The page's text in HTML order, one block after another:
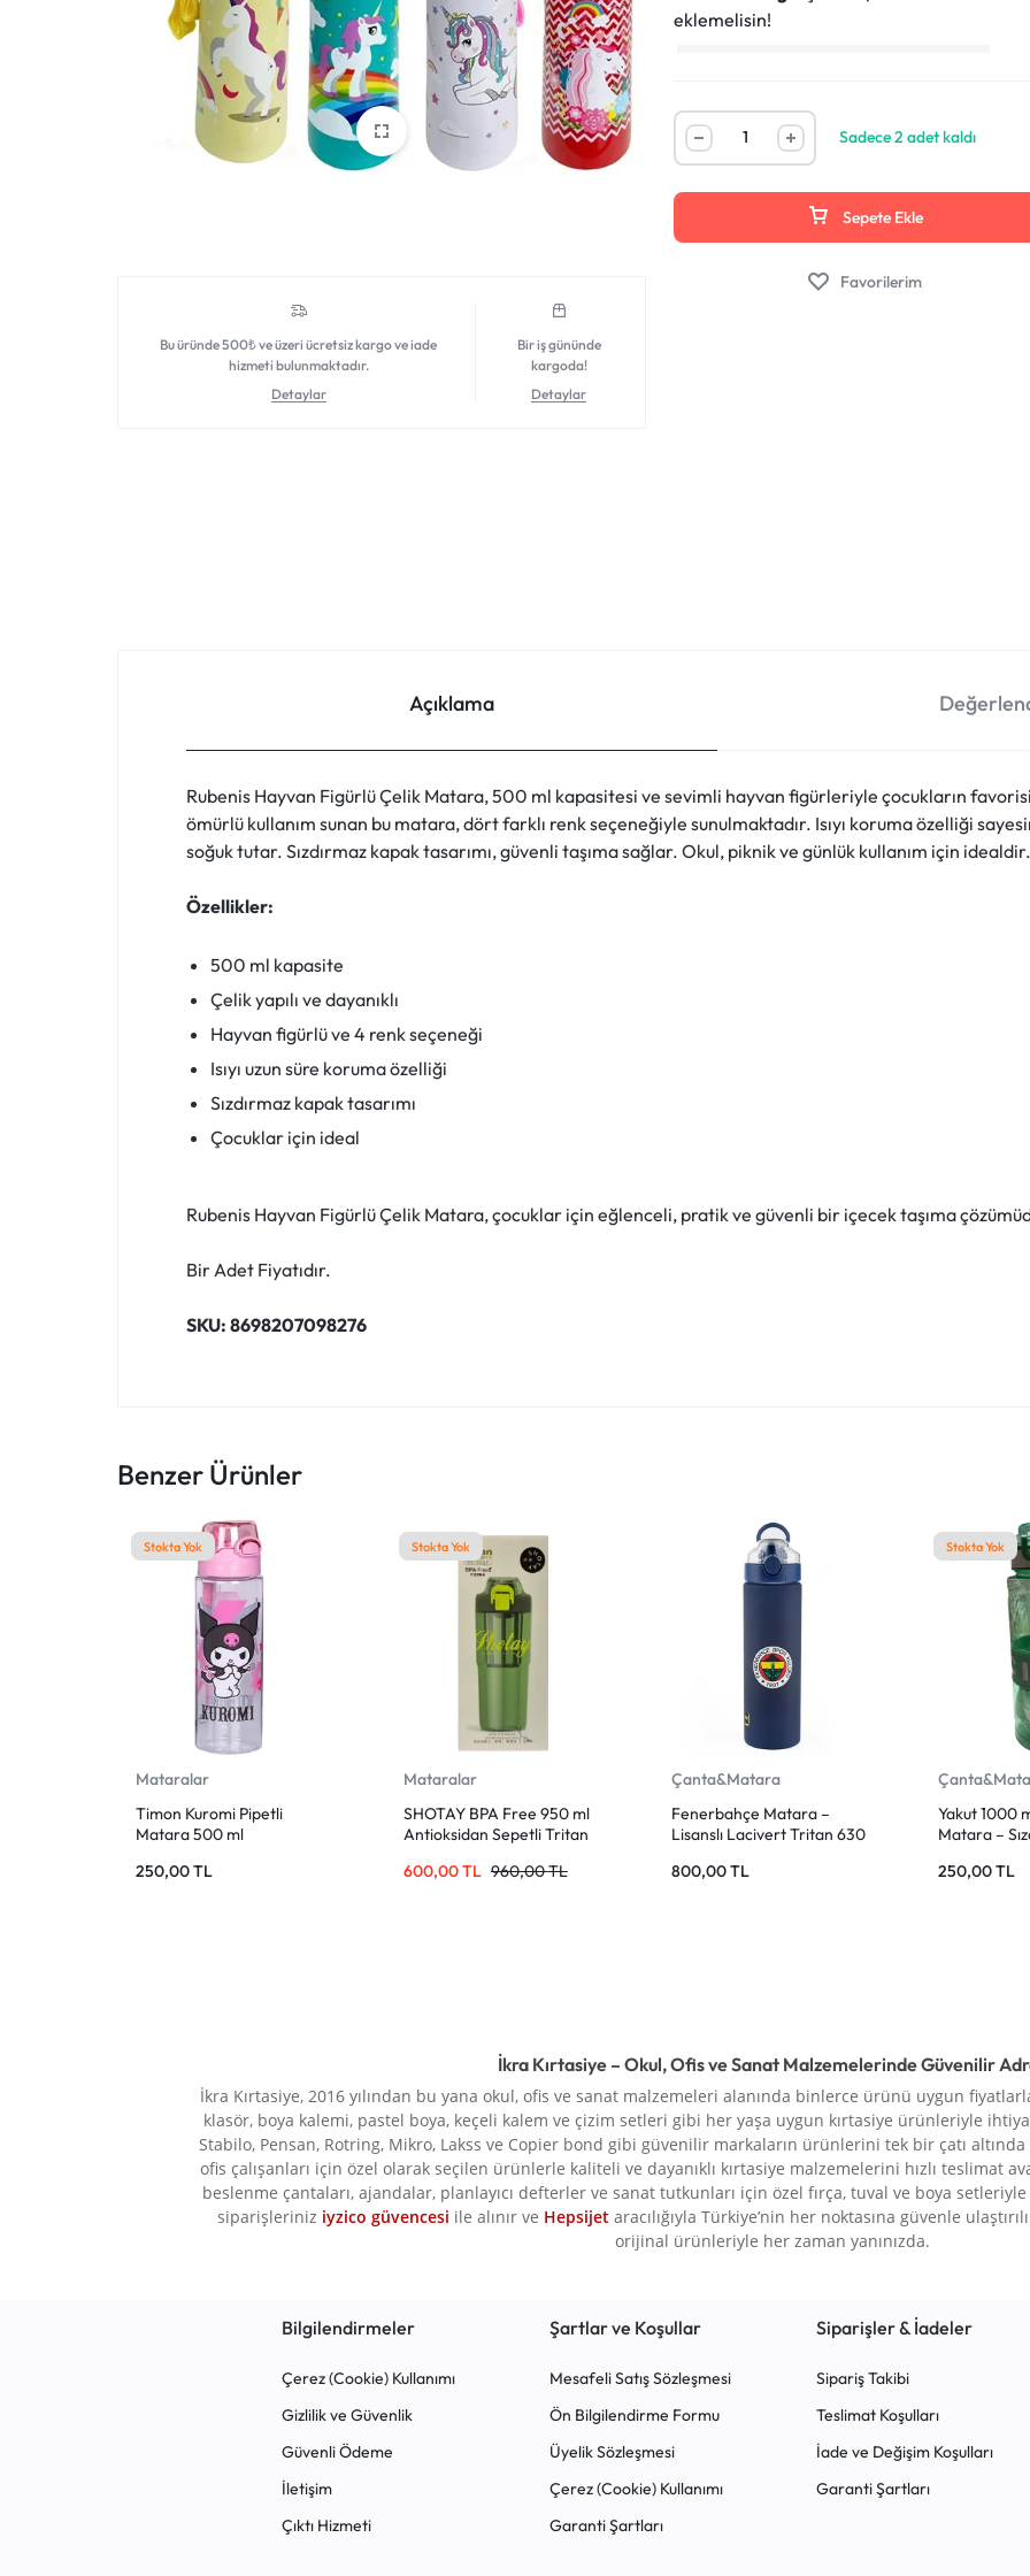
DAHA
FAZLASI
ÜRÜN
YELPAZESI
ŞEYI
BULABILECEĞINIZ
ONLINE
ALIŞVERIŞ
PLATFORMU.
HEMEN
KEŞFEDIN!
Bu üründe 500₺ ve üzeri ücretsiz kargo ve iade
hizmeti bulunmaktadır.
Detaylar
Bir iş gününde
kargoda!
Detaylar
eklemelisin!
Sadece 2 adet kaldı
Sepete Ekle
Favorilerim
Açıklama
Rubenis Hayvan Figürlü Çelik Matara, 500 ml kapasitesi ve sevimli hayvan figürleriyle çocukların favorisi
ömürlü kullanım sunan bu matara, dört farklı renk seçeneğiyle sunulmaktadır. Isıyı koruma özelliği
soğuk tutar. Sızdırmaz kapak tasarımı, güvenli taşıma sağlar. Okul, piknik ve günlük kullanım için idealdir.
Özellikler:
500 ml kapasite
Çelik yapılı ve dayanıklı
Hayvan figürlü ve 4 renk seçeneği
Isıyı uzun süre koruma özelliği
Sızdırmaz kapak tasarımı
Çocuklar için ideal
Rubenis Hayvan Figürlü Çelik Matara, çocuklar için eğlenceli, pratik ve güvenli bir içecek taşıma
Bir Adet Fiyatıdır.
SKU: 8698207098276
Benzer Ürünler
Stokta Yok
Mataralar
Timon Kuromi Pipetli
Matara 500 ml
250,00TL
Stokta Yok
Mataralar
SHOTAY BPA Free 950 ml
Antioksidan Sepetli Tritan
7103)
600,00TL 960,00TL
Çanta&Matara
Fenerbahçe Matara –
Lisanslı Lacivert Tritan 630
800,00TL
Stokta Yok
Yakut 1000
Matara –
250,00TL
İkra Kırtasiye – Okul, Ofis ve Sanat Malzemelerinde Güvenilir
İkra Kırtasiye, 2016 yılından bu yana okul, ofis ve sanat malzemeleri alanında binlerce ürünü uygun
klasör, boya kalemi, pastel boya, keçeli kalem ve çizim setleri gibi her yaşa uygun kırtasiye ürünleriyle
Stabilo, Pensan, Rotring, Mikro, Lakss ve Copier bond gibi güvenilir markaların ürünlerini tek bir çatı
ofis çalışanları için özel olarak seçilen ürünlerle kaliteli ve dayanıklı kırtasiye malzemelerini hızlı teslimat
beslenme çantaları, ajandalar, planlayıcı defterler ve sanat tutkunları için özel fırça, tuval ve boya
siparişleriniz iyzico güvencesi ile alınır ve Hepsijet aracılığıyla Türkiye’nin her noktasına güvenle
orijinal ürünleriyle her zaman yanınızda.
Bilgilendirmeler
Çerez (Cookie) Kullanımı
Gizlilik ve Güvenlik
Güvenli Ödeme
İletişim
Çıktı Hizmeti
Şartlar ve Koşullar
Mesafeli Satış Sözleşmesi
Ön Bilgilendirme Formu
Üyelik Sözleşmesi
Çerez (Cookie) Kullanımı
Garanti Şartları
Siparişler & İadeler
Sipariş Takibi
Teslimat Koşulları
İade ve Değişim Koşulları
Garanti Şartları